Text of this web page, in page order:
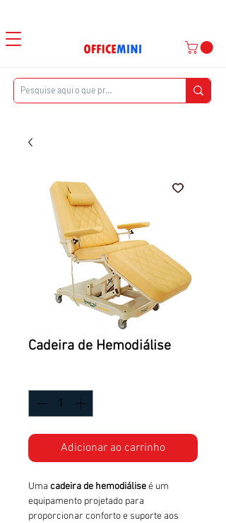
Cadeira de Hemodiálise
Adicionar ao carrinho
Uma cadeira de hemodiáliseé um
equipamento projetado para
proporcionar conforto e suporte aos